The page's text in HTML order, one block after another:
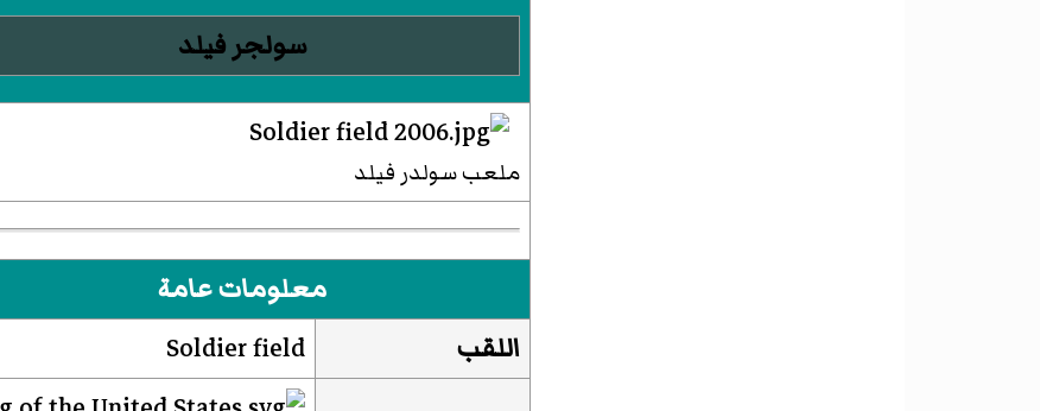
سولجر فيلد
ملعب سولدر فيلد
معلومات عامة
اللقب
Soldier field